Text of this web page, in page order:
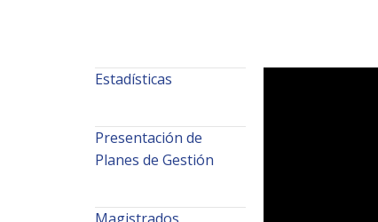
Estadísticas
Presentación de
Planes de Gestión